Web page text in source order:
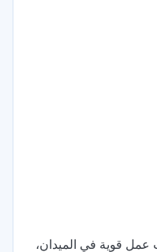
عمل قوية في الميدان،